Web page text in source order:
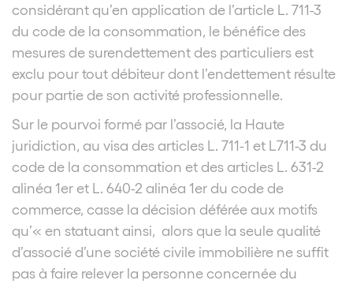
considérant qu’en application de l’article L. 711-3
du code de la consommation, le bénéfice des
mesures de surendettement des particuliers est
exclu pour tout débiteur dont l’endettement résulte
pour partie de son activité professionnelle.
Sur le pourvoi formé par l’associé, la Haute
juridiction, au visa des articles L. 711-1 et L711-3 du
code de la consommation et des articles L. 631-2
alinéa 1er et L. 640-2 alinéa 1er du code de
commerce, casse la décision déférée aux motifs
qu’« en statuant ainsi, alors que la seule qualité
d’associé d’une société civile immobilière ne suffit
pas à faire relever la personne concernée du